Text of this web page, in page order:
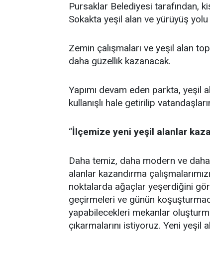
Pursaklar Belediyesi tarafından,
Sokakta yeşil alan ve yürüyüş yolu
Zemin çalışmaları ve yeşil alan
daha güzellik kazanacak.
Yapımı devam eden parkta, yeşil
kullanışlı hale getirilip
‘‘İlçemize yeni yeşil alanlar
Daha temiz, daha modern ve
alanlar kazandırma
noktalarda ağaçlar yeşerdiğini
geçirmeleri ve günün
yapabilecekleri mekanlar
çıkarmalarını istiyoruz. Yeni